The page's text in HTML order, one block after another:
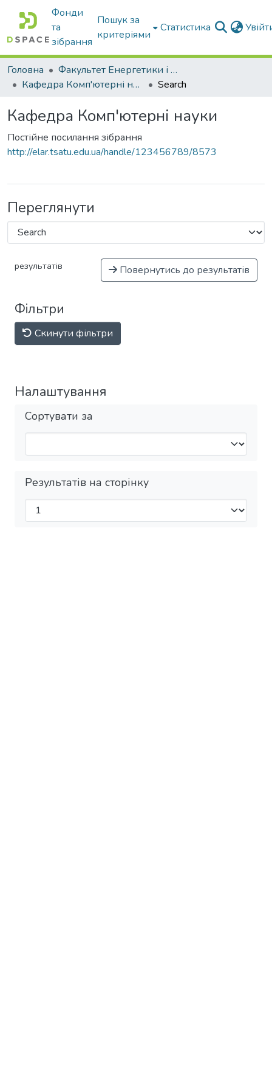
Фонди
та
зібрання
Пошук за
критеріями
Статистика
Головна
Факультет Енергетики і комп'ютерних технологій
Кафедра Комп'ютерні науки
Search
Кафедра Комп'ютерні науки
Постійне посилання зібрання
http://elar.tsatu.edu.ua/handle/123456789/8573
Переглянути
результатів Повернутись до результатів
Фільтри
Скинути фільтри
Налаштування
Сортувати за
Результатів на сторінку